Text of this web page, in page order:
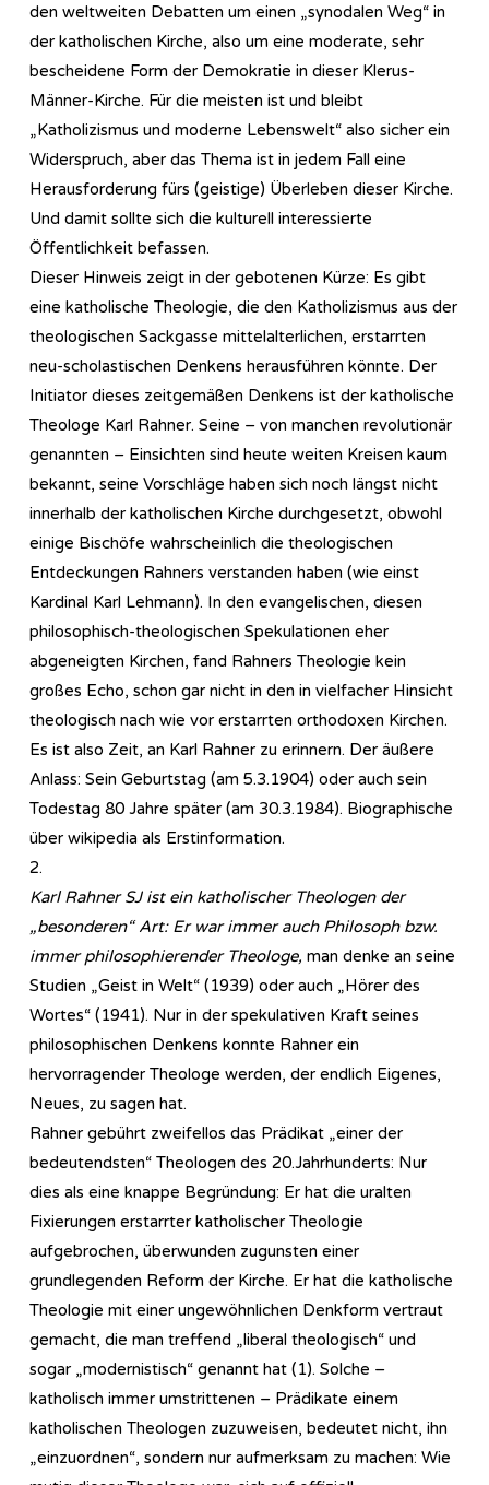
den weltweiten Debatten um einen „synodalen Weg“ in
der katholischen Kirche, also um eine moderate, sehr
bescheidene Form der Demokratie in dieser Klerus-
Männer-Kirche. Für die meisten ist und bleibt
„Katholizismus und moderne Lebenswelt“ also sicher ein
Widerspruch, aber das Thema ist in jedem Fall eine
Herausforderung fürs (geistige) Überleben dieser Kirche.
Und damit sollte sich die kulturell interessierte
Öffentlichkeit befassen.
Dieser Hinweis zeigt in der gebotenen Kürze: Es gibt
eine katholische Theologie, die den Katholizismus aus der
theologischen Sackgasse mittelalterlichen, erstarrten
neu-scholastischen Denkens herausführen könnte. Der
Initiator dieses zeitgemäßen Denkens ist der katholische
Theologe Karl Rahner. Seine – von manchen revolutionär
genannten – Einsichten sind heute weiten Kreisen kaum
bekannt, seine Vorschläge haben sich noch längst nicht
innerhalb der katholischen Kirche durchgesetzt, obwohl
einige Bischöfe wahrscheinlich die theologischen
Entdeckungen Rahners verstanden haben (wie einst
Kardinal Karl Lehmann). In den evangelischen, diesen
philosophisch-theologischen Spekulationen eher
abgeneigten Kirchen, fand Rahners Theologie kein
großes Echo, schon gar nicht in den in vielfacher Hinsicht
theologisch nach wie vor erstarrten orthodoxen Kirchen.
Es ist also Zeit, an Karl Rahner zu erinnern. Der äußere
Anlass: Sein Geburtstag (am 5.3.1904) oder auch sein
Todestag 80 Jahre später (am 30.3.1984). Biographische
über wikipedia als Erstinformation.
2.
Karl Rahner SJ ist ein katholischer Theologen der
„besonderen“ Art: Er war immer auch Philosoph bzw.
immer philosophierender Theologe, man denke an seine
Studien „Geist in Welt“ (1939) oder auch „Hörer des
Wortes“ (1941). Nur in der spekulativen Kraft seines
philosophischen Denkens konnte Rahner ein
hervorragender Theologe werden, der endlich Eigenes,
Neues, zu sagen hat.
Rahner gebührt zweifellos das Prädikat „einer der
bedeutendsten“ Theologen des 20.Jahrhunderts: Nur
dies als eine knappe Begründung: Er hat die uralten
Fixierungen erstarrter katholischer Theologie
aufgebrochen, überwunden zugunsten einer
grundlegenden Reform der Kirche. Er hat die katholische
Theologie mit einer ungewöhnlichen Denkform vertraut
gemacht, die man treffend „liberal theologisch“ und
sogar „modernistisch“ genannt hat (1). Solche –
katholisch immer umstrittenen – Prädikate einem
katholischen Theologen zuzuweisen, bedeutet nicht, ihn
„einzuordnen“, sondern nur aufmerksam zu machen: Wie